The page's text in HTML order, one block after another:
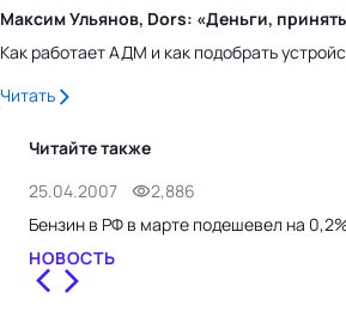
Максим Ульянов, Dors: «Деньги,
Как работает АДМ и как подобрать
Читать
Читайте также
25.04.2007
2,886
Бензин в РФ в марте подешевел на
НОВОСТЬ